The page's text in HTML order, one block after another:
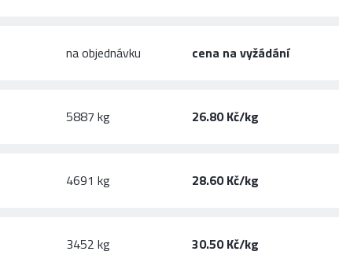
na objednávku cena na vyžádání
5887 kg 26.80 Kč/kg
4691 kg 28.60 Kč/kg
3452 kg 30.50 Kč/kg